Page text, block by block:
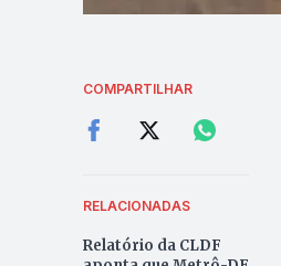
COMPARTILHAR
RELACIONADAS
Relatório da CLDF